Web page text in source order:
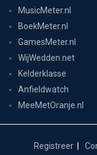
MusicMeter.nl
BoekMeter.nl
GamesMeter.nl
WijWedden.net
Kelderklasse
Anfieldwatch
MeeMetOranje.nl
Registreer